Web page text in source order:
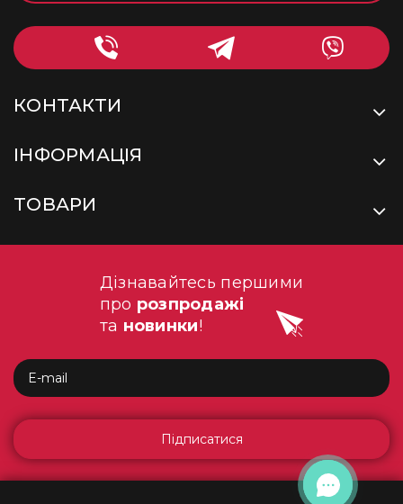
КОНТАКТИ
ІНФОРМАЦІЯ
ТОВАРИ
Дізнавайтесь першими
про розпродажі
та новинки!
Підписатися